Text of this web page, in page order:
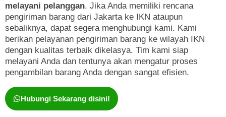
melayani pelanggan. Jika Anda memiliki rencana
pengiriman barang dari Jakarta ke IKN ataupun
sebaliknya, dapat segera menghubungi kami. Kami
berikan pelayanan pengiriman barang ke wilayah IKN
dengan kualitas terbaik dikelasya. Tim kami siap
melayani Anda dan tentunya akan mengatur proses
pengambilan barang Anda dengan sangat efisien.
Hubungi Sekarang disini!